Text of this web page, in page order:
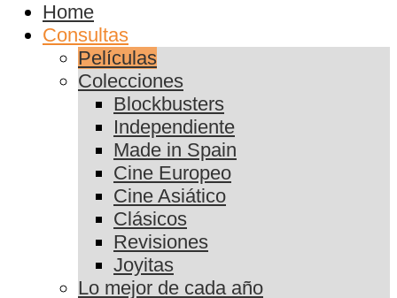
Home
Consultas
Películas
Colecciones
Blockbusters
Independiente
Made in Spain
Cine Europeo
Cine Asiático
Clásicos
Revisiones
Joyitas
Lo mejor de cada año